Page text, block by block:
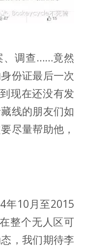
、调查……竟然
份证最后一次
现在还没有发
线的朋友们如
尽量帮助他，
年10月至2015
整个无人区可
，我们期待李